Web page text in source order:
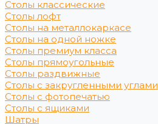
Столы классические
Столы лофт
Столы на металлокаркасе
Столы на одной ножке
Столы премиум класса
Столы прямоугольные
Столы раздвижные
Столы с закругленными углами
Столы с фотопечатью
Столы с ящиками
Шатры